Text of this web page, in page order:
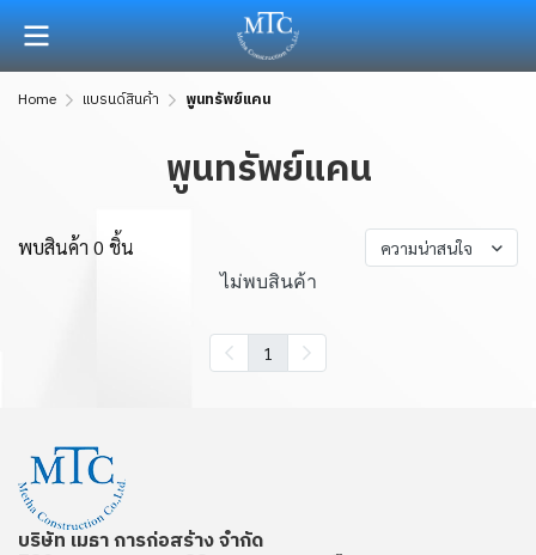
Home แบรนด์สินค้า พูนทรัพย์แคน
พูนทรัพย์แคน
พบสินค้า 0 ชิ้น ความน่าสนใจ
ไม่พบสินค้า
1
บริษัท เมธา การก่อสร้าง จำกัด